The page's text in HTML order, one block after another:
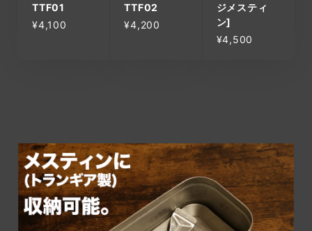
TTF01
¥4,100
TTF02
¥4,200
ジメスティ
ン]
¥4,500